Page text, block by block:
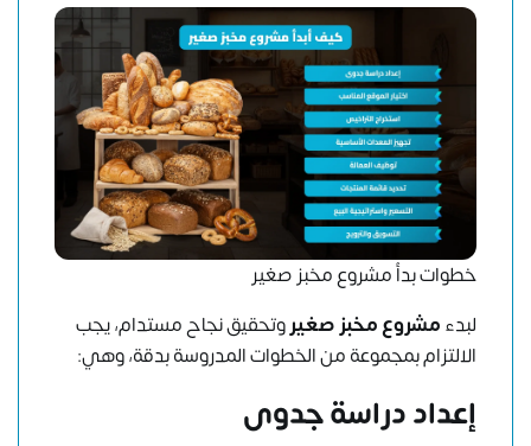
خطوات بدأ مشروع مخبز صغير
لبدءمشروع مخبز صغيروتحقيق نجاح مستدام، يجب
الالتزام بمجموعة من الخطوات المدروسة بدقة، وهي:
إعداد دراسة جدوى